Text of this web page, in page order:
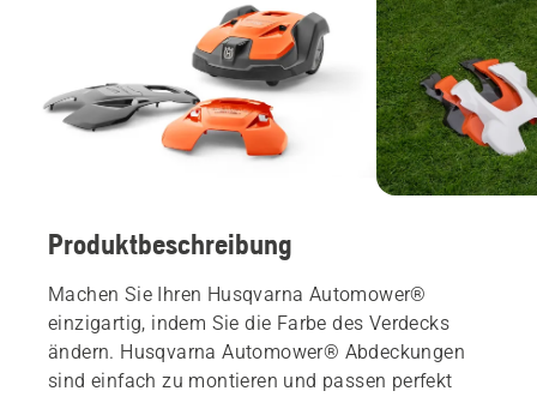
Produktbeschreibung
Machen Sie Ihren Husqvarna Automower®
einzigartig, indem Sie die Farbe des Verdecks
ändern. Husqvarna Automower® Abdeckungen
sind einfach zu montieren und passen perfekt